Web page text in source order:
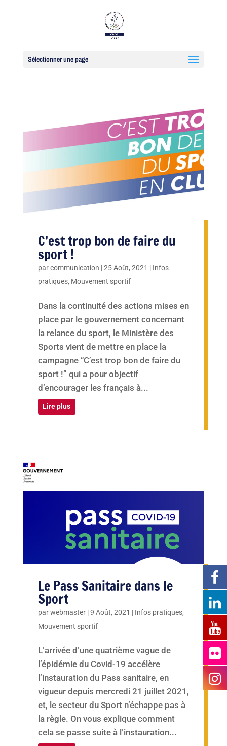
Sélectionner une page
C’est trop bon de faire du
sport !
parcommunication |25 Août, 2021 | Infos
pratiques, Mouvement sportif
Dans la continuité des actions mises en
place par le gouvernement concernant
la relance du sport, le Ministère des
Sports vient de mettre en place la
campagne “C’est trop bon de faire du
sport !” qui a pour objectif
d’encourager les français à...
Lire plus
Le Pass Sanitaire dans le
Sport
parwebmaster|9 Août, 2021 | Infos pratiques,
Mouvement sportif
L’arrivée d’une quatrième vague de
l’épidémie du Covid-19 accélère
l’instauration du Pass sanitaire, en
vigueur depuis mercredi 21 juillet 2021,
et, le secteur du Sport n’échappe pas à
la règle. On vous explique comment
cela se passe suite à l’instauration...